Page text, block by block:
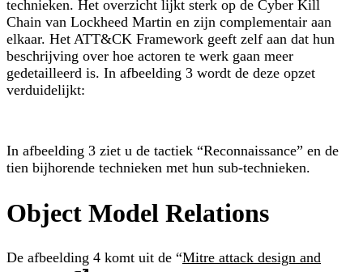
technieken. Het overzicht lijkt sterk op de Cyber Kill
Chain van Lockheed Martin en zijn complementair aan
elkaar. Het ATT&CK Framework geeft zelf aan dat hun
beschrijving over hoe actoren te werk gaan meer
gedetailleerd is. In afbeelding 3 wordt de deze opzet
verduidelijkt:
In afbeelding 3 ziet u de tactiek “Reconnaissance” en de
tien bijhorende technieken met hun sub-technieken.
Object Model Relations
De afbeelding 4 komt uit de “Mitre attack design and